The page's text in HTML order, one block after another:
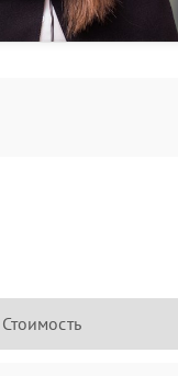
Стоимость